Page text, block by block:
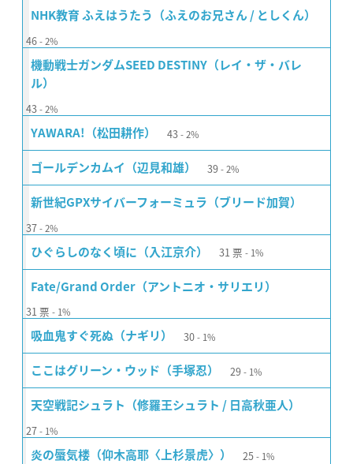
NHK教育 ふえはうたう（ふえのお兄さん / としくん）
46 2%
機動戦士ガンダムSEED DESTINY（レイ・ザ・バレ
ル）
43 2%
YAWARA!（松田耕作） 43 2%
ゴールデンカムイ（辺見和雄） 39 2%
新世紀GPXサイバーフォーミュラ（ブリード加賀）
37 2%
ひぐらしのなく頃に（入江京介） 31 票 1%
Fate/Grand Order（アントニオ・サリエリ）
31 票 1%
吸血鬼すぐ死ぬ（ナギリ） 30 1%
ここはグリーン・ウッド（手塚忍） 29 1%
天空戦記シュラト（修羅王シュラト / 日高秋亜人）
27 1%
炎の蜃気楼（仰木高耶〈上杉景虎〉） 25 1%